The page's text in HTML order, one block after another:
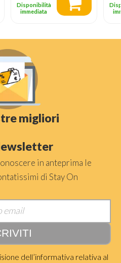
Disponibilità
immediata
migliori
in anteprima le
di Stay On
dell’informativa relativa al